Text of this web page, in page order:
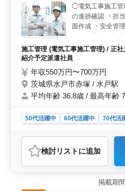
◯電気工事施工管
の進捗確認 ・担
面作成 ・安全管
類:ホテル、店舗､
事施工管理技士5
近郊エリアを担当
転勤はありません
施工管理 (電気工事施工管理) / 正
紹介予定派遣社員
年収550万円〜700万円
茨城県水戸市赤塚 / 水戸駅
平均年齢 36.8歳 / 最高年齢
50代活躍中 60代活躍中 70代活
おすすめポイント
＜経験者優遇＞ 中高年層の経
るポジションでの募集となりま
施工管理の経験を活かしていた
す。 ＜安定した雇用条件＞
検討リスト に追加
掲載期